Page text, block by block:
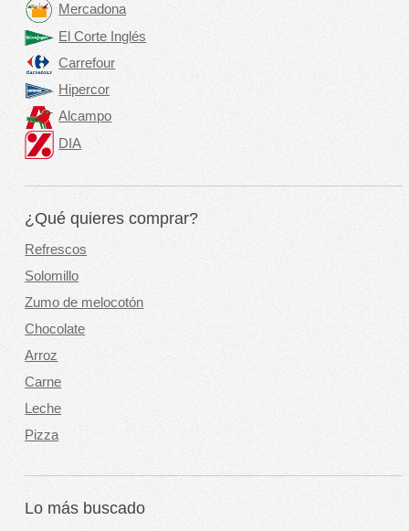
Mercadona
El Corte Inglés
Carrefour
Hipercor
Alcampo
DIA
¿Qué quieres comprar?
Refrescos
Solomillo
Zumo de melocotón
Chocolate
Arroz
Carne
Leche
Pizza
Lo más buscado